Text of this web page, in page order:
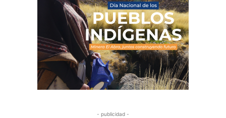
- publicidad -